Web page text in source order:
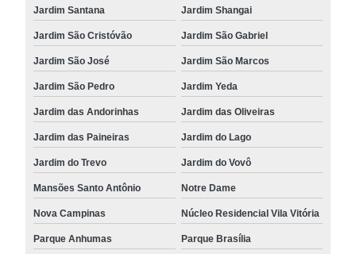
Jardim Santana Jardim Shangai
Jardim São Cristóvão Jardim São Gabriel
Jardim São José Jardim São Marcos
Jardim São Pedro Jardim Yeda
Jardim das Andorinhas Jardim das Oliveiras
Jardim das Paineiras Jardim do Lago
Jardim do Trevo Jardim do Vovô
Mansões Santo Antônio Notre Dame
Nova Campinas Núcleo Residencial Vila Vitória
Parque Anhumas Parque Brasília